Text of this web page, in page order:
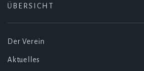
ÜBERSICHT
Der Verein
Aktuelles